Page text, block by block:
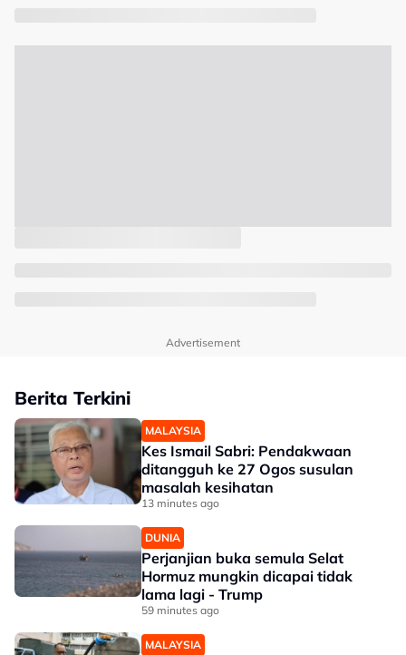
Advertisement
Berita Terkini
MALAYSIA
Kes Ismail Sabri: Pendakwaan
ditangguh ke 27 Ogos susulan
masalah kesihatan
13 minutes ago
DUNIA
Perjanjian buka semula Selat
Hormuz mungkin dicapai tidak
lama lagi - Trump
59 minutes ago
MALAYSIA